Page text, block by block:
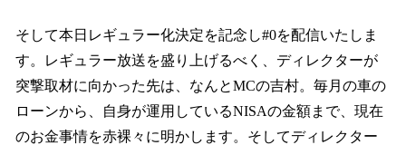
そして本日レギュラー化決定を記念し#0を配信いたしま
す。レギュラー放送を盛り上げるべく、ディレクターが
突撃取材に向かった先は、なんとMCの吉村。毎月の車の
ローンから、自身が運用しているNISAの金額まで、現在
のお金事情を赤裸々に明かします。そしてディレクター